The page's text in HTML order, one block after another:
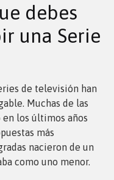
debes
una Serie
de televisión han
Muchas de las
los últimos años
más
nacieron de un
como uno menor.